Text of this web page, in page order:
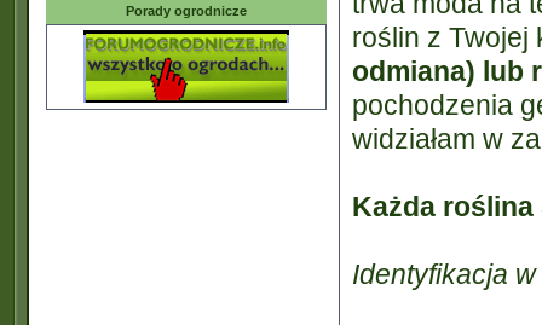
Porady ogrodnicze
roślin z
odmiana) lub
pochodzenia
widziałam w
Każda roślina
Identyfikacja